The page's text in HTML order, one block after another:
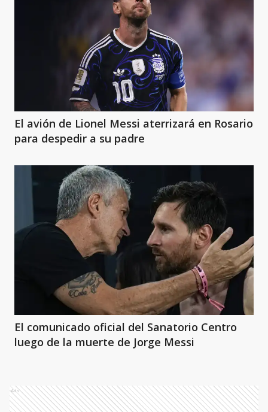
El avión de Lionel Messi aterrizará en Rosario
para despedir a su padre
El comunicado oficial del Sanatorio Centro
luego de la muerte de Jorge Messi
Ads